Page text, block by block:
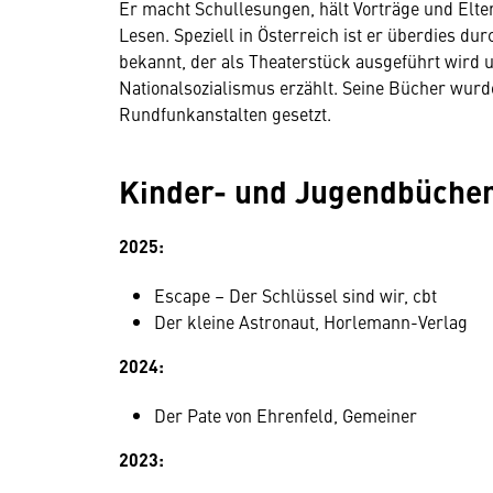
Er macht Schullesungen, hält Vorträge und
Lesen. Speziell in Österreich ist er überdies
bekannt, der als Theaterstück ausgeführt wird
Nationalsozialismus erzählt. Seine Bücher
Rundfunkanstalten gesetzt.
Kinder- und
2025:
Escape – Der Schlüssel sind wir, cbt
Der kleine Astronaut, Horlemann-Verlag
2024:
Der Pate von Ehrenfeld, Gemeiner
2023: